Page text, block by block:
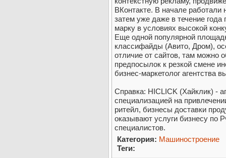
ВКонтакте. В начале работали
затем уже даже в течение
марку в условиях высокой
Еще одной популярной
классифайды (Авито, Дром),
отличие от сайтов, там можно
предпосылок к резкой смене
бизнес-маркетолог агентства
Справка: HICLICK (Хайклик) -
специализацией на
ритейл, бизнесы доставки
оказывают услуги бизнесу
специалистов.
Категория: Машиностроение
Теги: